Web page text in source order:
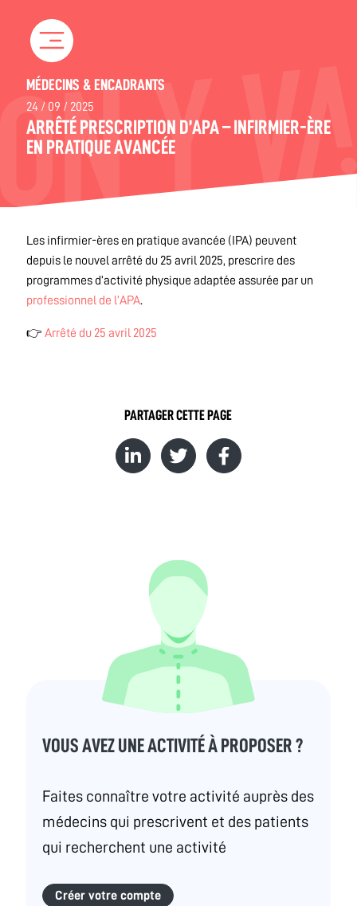
content
MÉDECINS & ENCADRANTS
24 / 09 / 2025
ARRÊTÉ PRESCRIPTION D’APA – INFIRMIER-ÈRE
EN PRATIQUE AVANCÉE
Les infirmier-ères en pratique avancée (IPA) peuvent
depuis le nouvel arrêté du 25 avril 2025, prescrire des
programmes d’activité physique adaptée assurée par un
professionnel de l’APA.
👉​ Arrêté du 25 avril 2025
PARTAGER CETTE PAGE
VOUS AVEZ UNE ACTIVITÉ À PROPOSER ?
Faites connaître votre activité auprès des
médecins qui prescrivent et des patients
qui recherchent une activité
Créer votre compte